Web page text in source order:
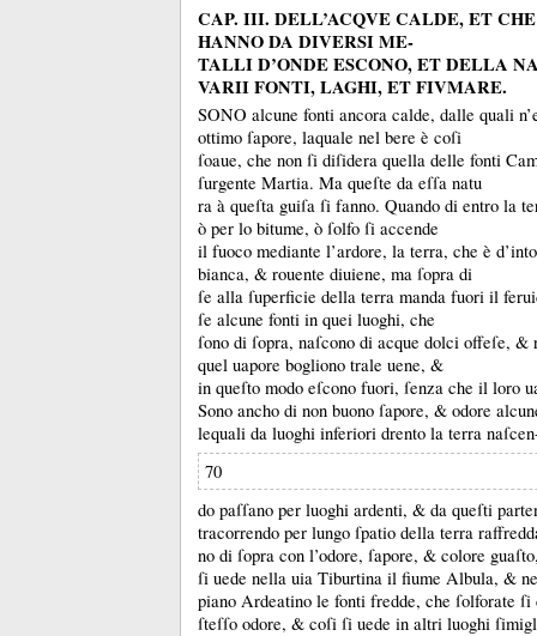
CAP. III. DELL’ACQVE CALDE, ET
HANNO DA DIVERSI ME-
TALLI D’ONDE ESCONO, ET DELLA
VARII FONTI, LAGHI, ET FIVMARE.
SONO alcune fonti ancora calde, dalle quali
ottimo ſapore, laquale nel bere è coſi
ſoaue, che non ſi diſidera quella delle fonti
ſurgente Martia. Ma queſte da eſſa natu
ra à queſta guiſa ſi fanno. Quando di entro la
ò per lo bitume, ò ſolfo ſi accende
il fuoco mediante l’ardore, la terra, che è
bianca, & rouente diuiene, ma ſopra di
ſe alla ſuperficie della terra manda fuori il
ſe alcune fonti in quei luoghi, che
ſono di ſopra, naſcono di acque dolci offeſe, &
quel uapore bogliono trale uene, &
in queſto modo eſcono fuori, ſenza che il loro
Sono ancho di non buono ſapore, & odore
lequali da luoghi inferiori drento la terra
70
do paſſano per luoghi ardenti, & da queſti
tracorrendo per lungo ſpatio della terra
no di ſopra con l’odore, ſapore, & colore
ſi uede nella uia Tiburtina il fiume Albula, &
piano Ardeatino le fonti fredde, che ſolforate
ſteſſo odore, & coſi ſi uede in altri luoghi